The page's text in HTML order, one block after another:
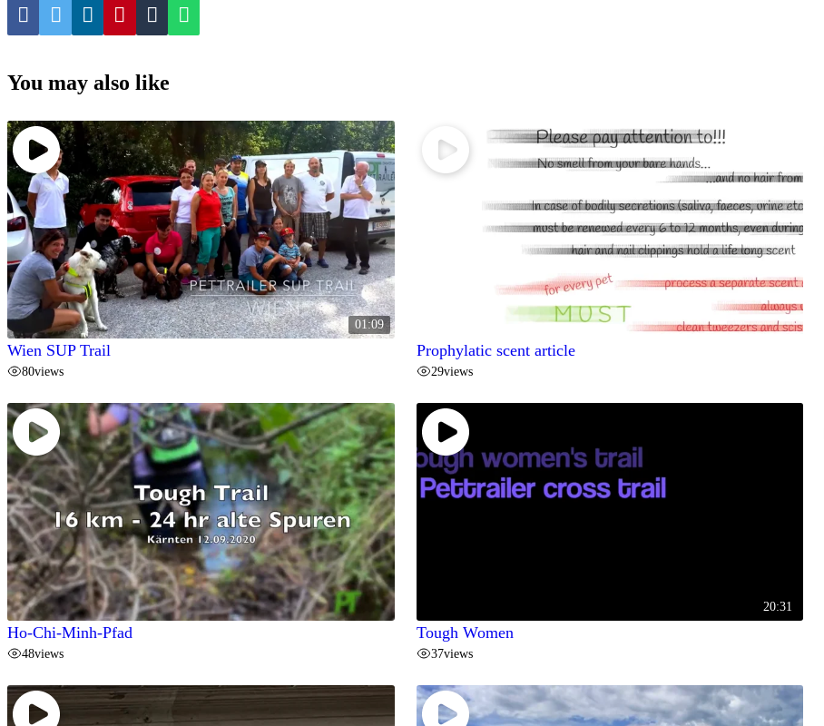
You may also like
01:09
Wien SUP Trail
80views
Prophylatic scent article
29views
Ho-Chi-Minh-Pfad
48views
20:31
Tough Women
37views